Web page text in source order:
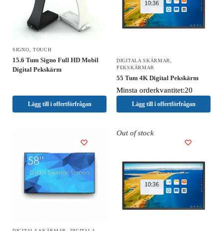
SIGNO TOUCH
15.6 Tum Signo Full HD Mobil
Digital Pekskärm
Lägg till i offertförfrågan
DIGITALA SKÄRMAR
PEKSKÄRMAR
55 Tum 4K Digital Pekskärm
Minsta orderkvantitet:20
Lägg till i offertförfrågan
Out of stock